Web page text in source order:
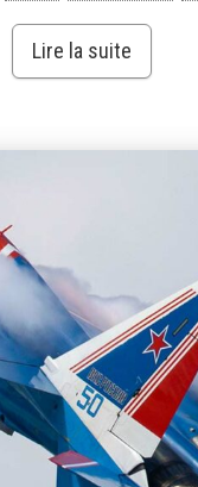
Lire la suite